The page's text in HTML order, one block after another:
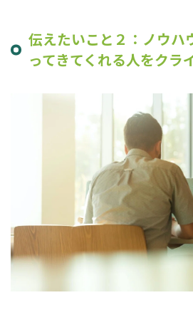
伝えたいこと２：ノウハ
ってきてくれる人をクラ